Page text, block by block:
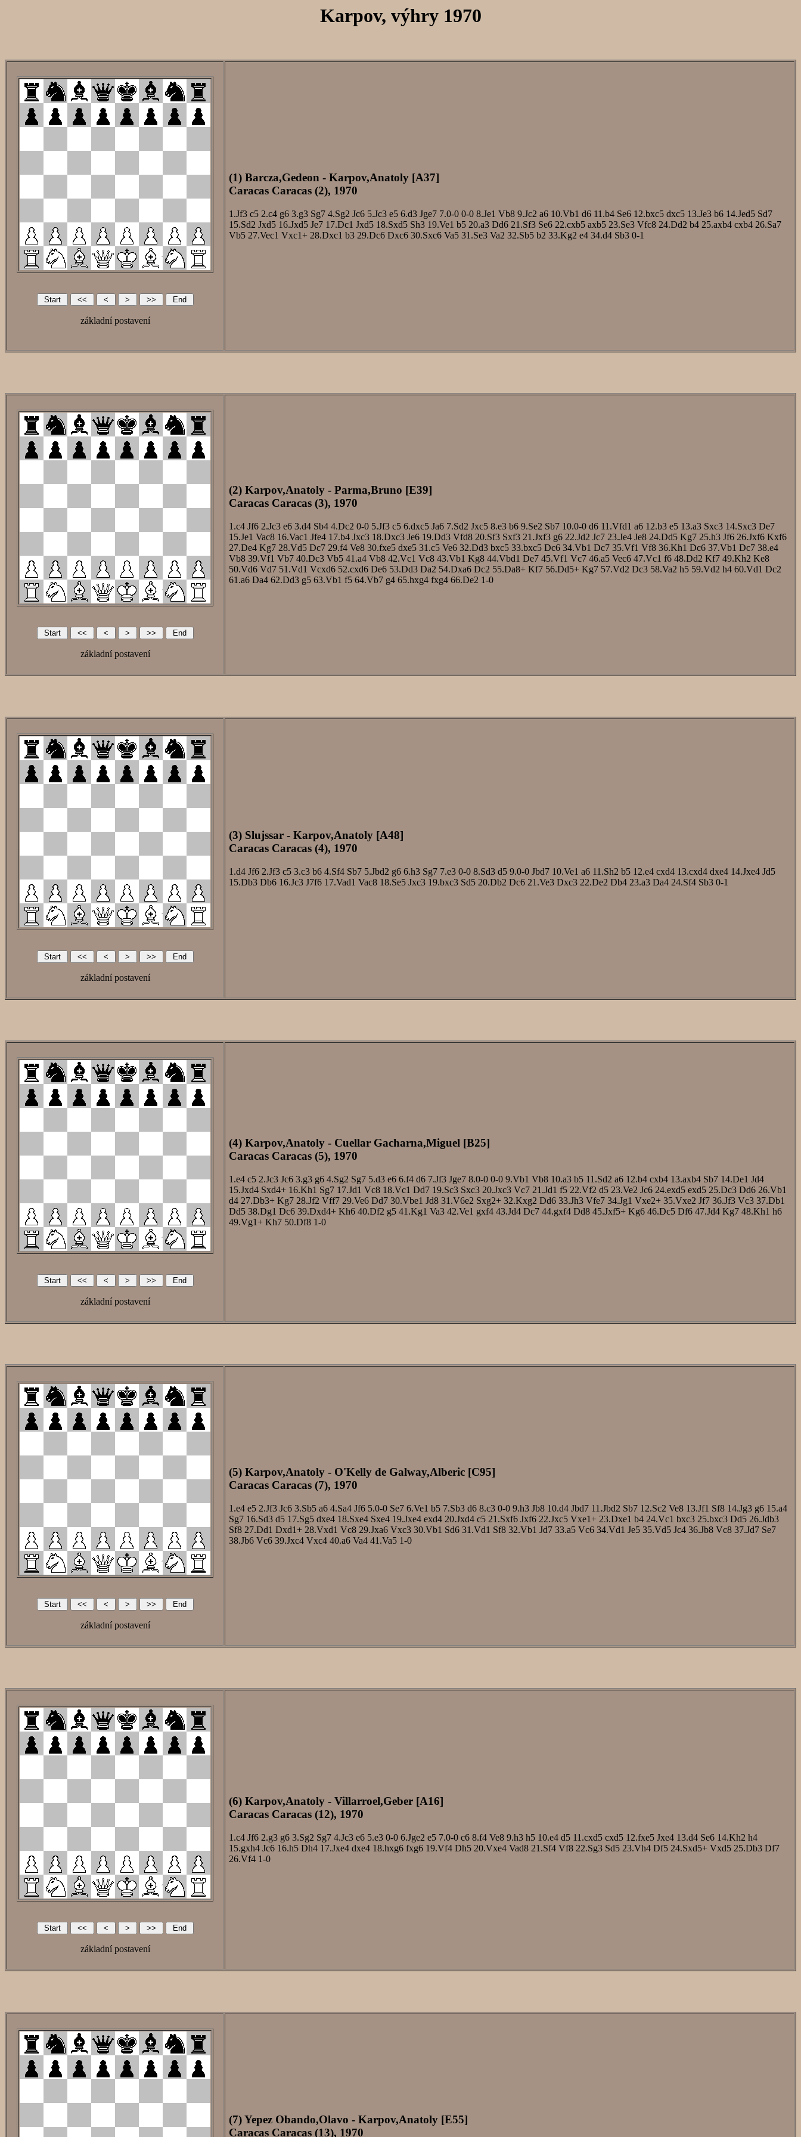
Karpov, výhry 1970
základní postavení
(1) Barcza,Gedeon - Karpov,Anatoly [A37]
Caracas Caracas (2), 1970
1.Jf3 c5 2.c4 g6 3.g3 Sg7 4.Sg2 Jc6 5.Jc3 e5 6.d3 Jge7 7.0-0 0-0 8.Je1 Vb8 9.Jc2 a6 10.Vb1 d6 11.b4 Se6 12.bxc5 dxc5 13.Je3 b6 14.Jed5 Sd7
15.Sd2 Jxd5 16.Jxd5 Je7 17.Dc1 Jxd5 18.Sxd5 Sh3 19.Ve1 b5 20.a3 Dd6 21.Sf3 Se6 22.cxb5 axb5 23.Se3 Vfc8 24.Dd2 b4 25.axb4 cxb4 26.Sa7
Vb5 27.Vec1 Vxc1+ 28.Dxc1 b3 29.Dc6 Dxc6 30.Sxc6 Va5 31.Se3 Va2 32.Sb5 b2 33.Kg2 e4 34.d4 Sb3 0-1
základní postavení
(2) Karpov,Anatoly - Parma,Bruno [E39]
Caracas Caracas (3), 1970
1.c4 Jf6 2.Jc3 e6 3.d4 Sb4 4.Dc2 0-0 5.Jf3 c5 6.dxc5 Ja6 7.Sd2 Jxc5 8.e3 b6 9.Se2 Sb7 10.0-0 d6 11.Vfd1 a6 12.b3 e5 13.a3 Sxc3 14.Sxc3 De7
15.Je1 Vac8 16.Vac1 Jfe4 17.b4 Jxc3 18.Dxc3 Je6 19.Dd3 Vfd8 20.Sf3 Sxf3 21.Jxf3 g6 22.Jd2 Jc7 23.Je4 Je8 24.Dd5 Kg7 25.h3 Jf6 26.Jxf6 Kxf6
27.De4 Kg7 28.Vd5 Dc7 29.f4 Ve8 30.fxe5 dxe5 31.c5 Ve6 32.Dd3 bxc5 33.bxc5 Dc6 34.Vb1 Dc7 35.Vf1 Vf8 36.Kh1 Dc6 37.Vb1 Dc7 38.e4
Vb8 39.Vf1 Vb7 40.Dc3 Vb5 41.a4 Vb8 42.Vc1 Vc8 43.Vb1 Kg8 44.Vbd1 De7 45.Vf1 Vc7 46.a5 Vec6 47.Vc1 f6 48.Dd2 Kf7 49.Kh2 Ke8
50.Vd6 Vd7 51.Vd1 Vcxd6 52.cxd6 De6 53.Dd3 Da2 54.Dxa6 Dc2 55.Da8+ Kf7 56.Dd5+ Kg7 57.Vd2 Dc3 58.Va2 h5 59.Vd2 h4 60.Vd1 Dc2
61.a6 Da4 62.Dd3 g5 63.Vb1 f5 64.Vb7 g4 65.hxg4 fxg4 66.De2 1-0
základní postavení
(3) Slujssar - Karpov,Anatoly [A48]
Caracas Caracas (4), 1970
1.d4 Jf6 2.Jf3 c5 3.c3 b6 4.Sf4 Sb7 5.Jbd2 g6 6.h3 Sg7 7.e3 0-0 8.Sd3 d5 9.0-0 Jbd7 10.Ve1 a6 11.Sh2 b5 12.e4 cxd4 13.cxd4 dxe4 14.Jxe4 Jd5
15.Db3 Db6 16.Jc3 J7f6 17.Vad1 Vac8 18.Se5 Jxc3 19.bxc3 Sd5 20.Db2 Dc6 21.Ve3 Dxc3 22.De2 Db4 23.a3 Da4 24.Sf4 Sb3 0-1
základní postavení
(4) Karpov,Anatoly - Cuellar Gacharna,Miguel [B25]
Caracas Caracas (5), 1970
1.e4 c5 2.Jc3 Jc6 3.g3 g6 4.Sg2 Sg7 5.d3 e6 6.f4 d6 7.Jf3 Jge7 8.0-0 0-0 9.Vb1 Vb8 10.a3 b5 11.Sd2 a6 12.b4 cxb4 13.axb4 Sb7 14.De1 Jd4
15.Jxd4 Sxd4+ 16.Kh1 Sg7 17.Jd1 Vc8 18.Vc1 Dd7 19.Sc3 Sxc3 20.Jxc3 Vc7 21.Jd1 f5 22.Vf2 d5 23.Ve2 Jc6 24.exd5 exd5 25.Dc3 Dd6 26.Vb1
d4 27.Db3+ Kg7 28.Jf2 Vff7 29.Ve6 Dd7 30.Vbe1 Jd8 31.V6e2 Sxg2+ 32.Kxg2 Dd6 33.Jh3 Vfe7 34.Jg1 Vxe2+ 35.Vxe2 Jf7 36.Jf3 Vc3 37.Db1
Dd5 38.Dg1 Dc6 39.Dxd4+ Kh6 40.Df2 g5 41.Kg1 Va3 42.Ve1 gxf4 43.Jd4 Dc7 44.gxf4 Dd8 45.Jxf5+ Kg6 46.Dc5 Df6 47.Jd4 Kg7 48.Kh1 h6
49.Vg1+ Kh7 50.Df8 1-0
základní postavení
(5) Karpov,Anatoly - O'Kelly de Galway,Alberic [C95]
Caracas Caracas (7), 1970
1.e4 e5 2.Jf3 Jc6 3.Sb5 a6 4.Sa4 Jf6 5.0-0 Se7 6.Ve1 b5 7.Sb3 d6 8.c3 0-0 9.h3 Jb8 10.d4 Jbd7 11.Jbd2 Sb7 12.Sc2 Ve8 13.Jf1 Sf8 14.Jg3 g6 15.a4
Sg7 16.Sd3 d5 17.Sg5 dxe4 18.Sxe4 Sxe4 19.Jxe4 exd4 20.Jxd4 c5 21.Sxf6 Jxf6 22.Jxc5 Vxe1+ 23.Dxe1 b4 24.Vc1 bxc3 25.bxc3 Dd5 26.Jdb3
Sf8 27.Dd1 Dxd1+ 28.Vxd1 Vc8 29.Jxa6 Vxc3 30.Vb1 Sd6 31.Vd1 Sf8 32.Vb1 Jd7 33.a5 Vc6 34.Vd1 Je5 35.Vd5 Jc4 36.Jb8 Vc8 37.Jd7 Se7
38.Jb6 Vc6 39.Jxc4 Vxc4 40.a6 Va4 41.Va5 1-0
základní postavení
(6) Karpov,Anatoly - Villarroel,Geber [A16]
Caracas Caracas (12), 1970
1.c4 Jf6 2.g3 g6 3.Sg2 Sg7 4.Jc3 e6 5.e3 0-0 6.Jge2 e5 7.0-0 c6 8.f4 Ve8 9.h3 h5 10.e4 d5 11.cxd5 cxd5 12.fxe5 Jxe4 13.d4 Se6 14.Kh2 h4
15.gxh4 Jc6 16.h5 Dh4 17.Jxe4 dxe4 18.hxg6 fxg6 19.Vf4 Dh5 20.Vxe4 Vad8 21.Sf4 Vf8 22.Sg3 Sd5 23.Vh4 Df5 24.Sxd5+ Vxd5 25.Db3 Df7
26.Vf4 1-0
(7) Yepez Obando,Olavo - Karpov,Anatoly [E55]
Caracas Caracas (13), 1970